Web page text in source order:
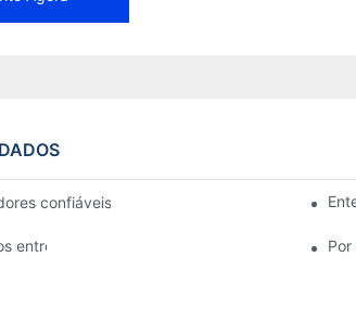
confiáveis ​​de pastilhas de freio para sua
entre diferentes fornecedores de pastilhas de